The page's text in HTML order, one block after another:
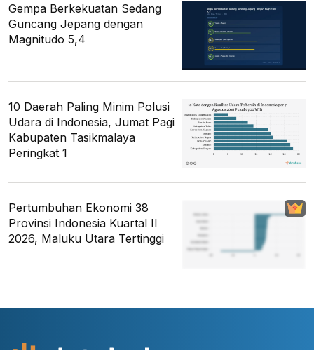
Gempa Berkekuatan Sedang
Guncang Jepang dengan
Magnitudo 5,4
10 Daerah Paling Minim Polusi
Udara di Indonesia, Jumat Pagi
Kabupaten Tasikmalaya
Peringkat 1
Pertumbuhan Ekonomi 38
Provinsi Indonesia Kuartal II
2026, Maluku Utara Tertinggi